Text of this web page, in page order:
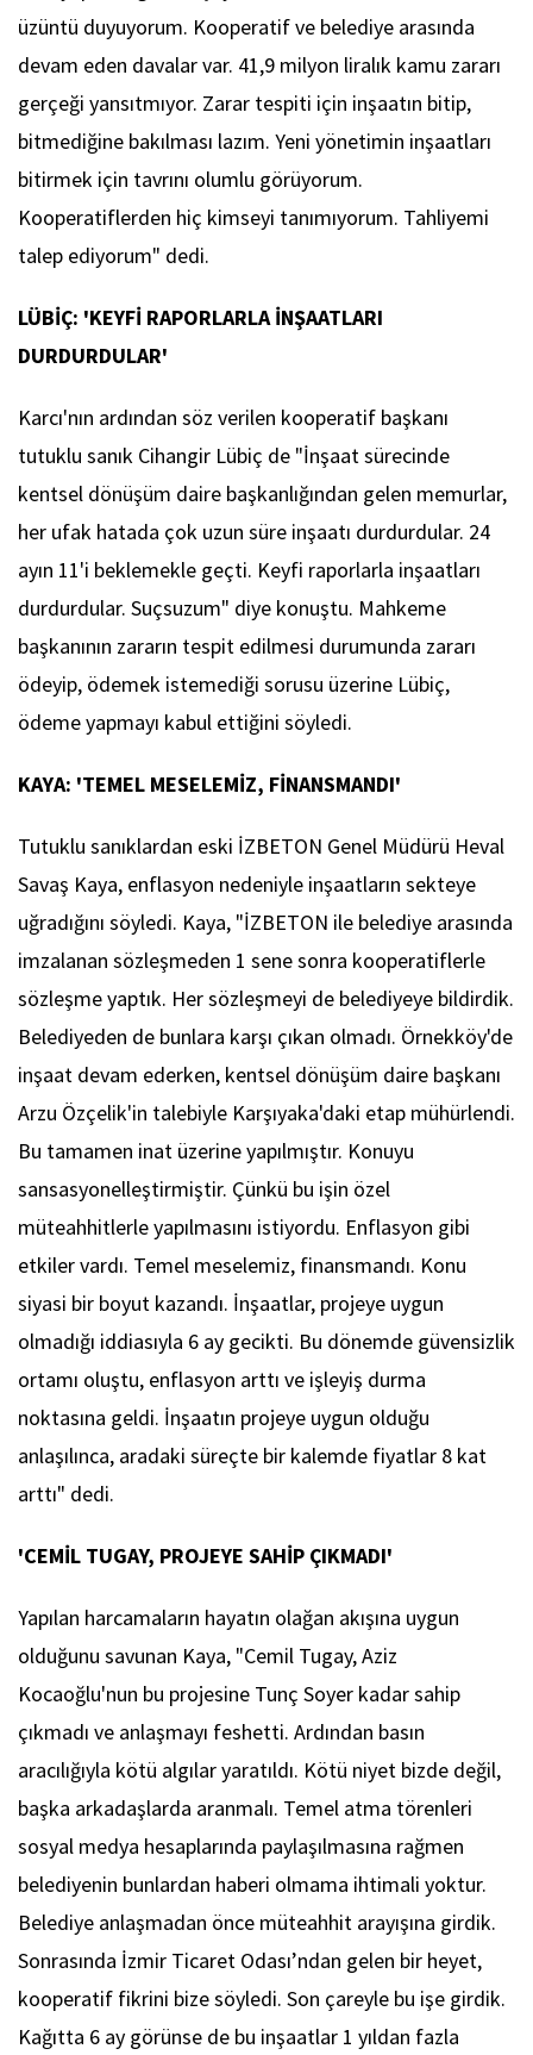
üzüntü duyuyorum. Kooperatif ve belediye arasında
devam eden davalar var. 41,9 milyon liralık kamu zararı
gerçeği yansıtmıyor. Zarar tespiti için inşaatın bitip,
bitmediğine bakılması lazım. Yeni yönetimin inşaatları
bitirmek için tavrını olumlu görüyorum.
Kooperatiflerden hiç kimseyi tanımıyorum. Tahliyemi
talep ediyorum" dedi.
LÜBİÇ: 'KEYFİ RAPORLARLA İNŞAATLARI
DURDURDULAR'
Karcı'nın ardından söz verilen kooperatif başkanı
tutuklu sanık Cihangir Lübiç de "İnşaat sürecinde
kentsel dönüşüm daire başkanlığından gelen memurlar,
her ufak hatada çok uzun süre inşaatı durdurdular. 24
ayın 11'i beklemekle geçti. Keyfi raporlarla inşaatları
durdurdular. Suçsuzum" diye konuştu. Mahkeme
başkanının zararın tespit edilmesi durumunda zararı
ödeyip, ödemek istemediği sorusu üzerine Lübiç,
ödeme yapmayı kabul ettiğini söyledi.
KAYA: 'TEMEL MESELEMİZ, FİNANSMANDI'
Tutuklu sanıklardan eski İZBETON Genel Müdürü Heval
Savaş Kaya, enflasyon nedeniyle inşaatların sekteye
uğradığını söyledi. Kaya, "İZBETON ile belediye arasında
imzalanan sözleşmeden 1 sene sonra kooperatiflerle
sözleşme yaptık. Her sözleşmeyi de belediyeye bildirdik.
Belediyeden de bunlara karşı çıkan olmadı. Örnekköy'de
inşaat devam ederken, kentsel dönüşüm daire başkanı
Arzu Özçelik'in talebiyle Karşıyaka'daki etap mühürlendi.
Bu tamamen inat üzerine yapılmıştır. Konuyu
sansasyonelleştirmiştir. Çünkü bu işin özel
müteahhitlerle yapılmasını istiyordu. Enflasyon gibi
etkiler vardı. Temel meselemiz, finansmandı. Konu
siyasi bir boyut kazandı. İnşaatlar, projeye uygun
olmadığı iddiasıyla 6 ay gecikti. Bu dönemde güvensizlik
ortamı oluştu, enflasyon arttı ve işleyiş durma
noktasına geldi. İnşaatın projeye uygun olduğu
anlaşılınca, aradaki süreçte bir kalemde fiyatlar 8 kat
arttı" dedi.
'CEMİL TUGAY, PROJEYE SAHİP ÇIKMADI'
Yapılan harcamaların hayatın olağan akışına uygun
olduğunu savunan Kaya, "Cemil Tugay, Aziz
Kocaoğlu'nun bu projesine Tunç Soyer kadar sahip
çıkmadı ve anlaşmayı feshetti. Ardından basın
aracılığıyla kötü algılar yaratıldı. Kötü niyet bizde değil,
başka arkadaşlarda aranmalı. Temel atma törenleri
sosyal medya hesaplarında paylaşılmasına rağmen
belediyenin bunlardan haberi olmama ihtimali yoktur.
Belediye anlaşmadan önce müteahhit arayışına girdik.
Sonrasında İzmir Ticaret Odası’ndan gelen bir heyet,
kooperatif fikrini bize söyledi. Son çareyle bu işe girdik.
Kağıtta 6 ay görünse de bu inşaatlar 1 yıldan fazla